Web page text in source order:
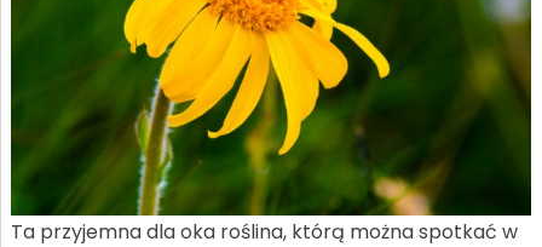
Ta przyjemna dla oka roślina, którą można spotkać w